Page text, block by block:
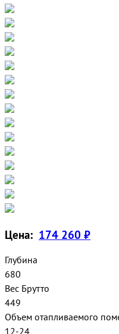
Цена: 174 260 ₽
Глубина
680
Вес Брутто
449
Объем отапливаемого
12-24